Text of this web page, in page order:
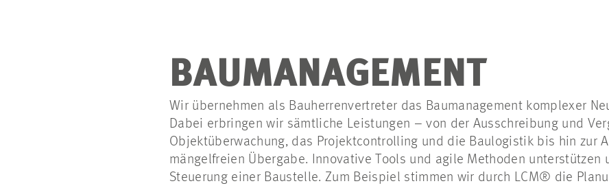
BAUMANAGEMENT
Wir übernehmen als Bauherrenvertreter das Baumanagement komplexer
Dabei erbringen wir sämtliche Leistungen – von der Ausschreibung und
Objektüberwachung, das Projektcontrolling und die Baulogistik bis hin zur
mängelfreien Übergabe. Innovative Tools und agile Methoden unterstützen
Steuerung einer Baustelle. Zum Beispiel stimmen wir durch LCM® die